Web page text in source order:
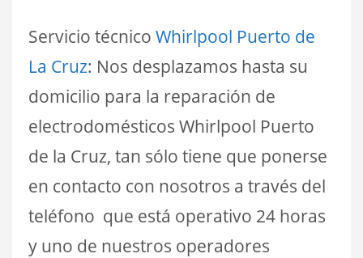
Servicio técnico Whirlpool Puerto de
La Cruz: Nos desplazamos hasta su
domicilio para la reparación de
electrodomésticos Whirlpool Puerto
de la Cruz, tan sólo tiene que ponerse
en contacto con nosotros a través del
teléfono que está operativo 24 horas
y uno de nuestros operadores